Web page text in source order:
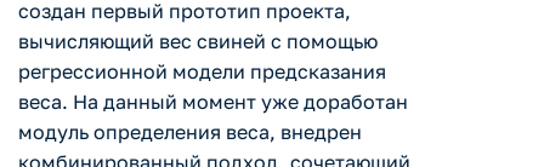
создан первый прототип проекта,
вычисляющий вес свиней с помощью
регрессионной модели предсказания
веса. На данный момент уже доработан
модуль определения веса, внедрен